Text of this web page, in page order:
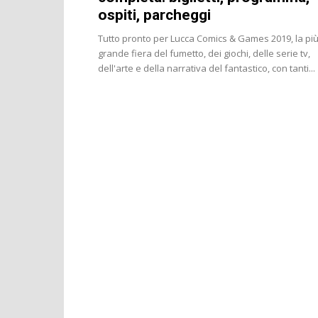
ospiti, parcheggi
Tutto pronto per Lucca Comics & Games 2019, la più
grande fiera del fumetto, dei giochi, delle serie tv,
dell'arte e della narrativa del fantastico, con tanti...